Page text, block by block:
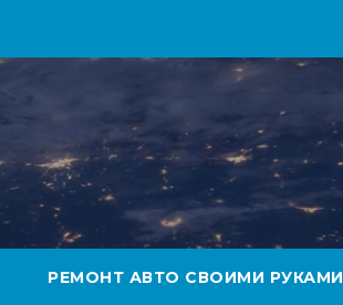
РЕМОНТ АВТО СВОИМИ РУКАМИ